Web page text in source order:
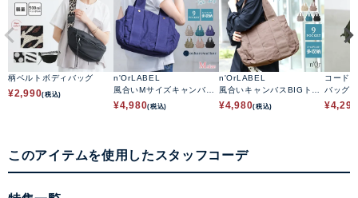
柄ベルトボディバッグ
¥2,990(税込)
n'OrLABEL
風合いMサイズキャンバス
トートバッグ
¥4,980(税込)
n'OrLABEL
風合いキャンバスBIGトー
トバッグ
¥4,980(税込)
コード
バッグ
¥4,290
このアイテムを使用したスタッフコーデ